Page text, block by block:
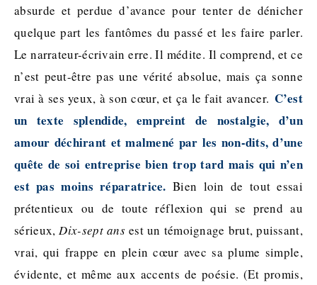
absurde et perdue d’avance pour tenter de dénicher
quelque part les fantômes du passé et les faire parler.
Le narrateur-écrivain erre. Il médite. Il comprend, et ce
n’est peut-être pas une vérité absolue, mais ça sonne
vrai à ses yeux, à son cœur, et ça le fait avancer. C’est
un texte splendide, empreint de nostalgie, d’un
amour déchirant et malmené par les non-dits, d’une
quête de soi entreprise bien trop tard mais qui n’en
est pas moins réparatrice. Bien loin de tout essai
prétentieux ou de toute réflexion qui se prend au
sérieux,Dix-sept ansest un témoignage brut, puissant,
vrai, qui frappe en plein cœur avec sa plume simple,
évidente, et même aux accents de poésie. (Et promis,